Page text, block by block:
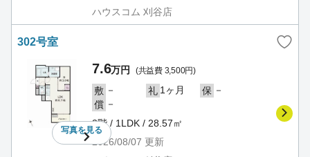
ハウスコム 刈谷店
302号室
写真を見る
7.6万円 (共益費 3,500円)
敷 － 礼 1ヶ月 保 －
償 －
3階 / 1LDK / 28.57㎡
2026/08/07 更新